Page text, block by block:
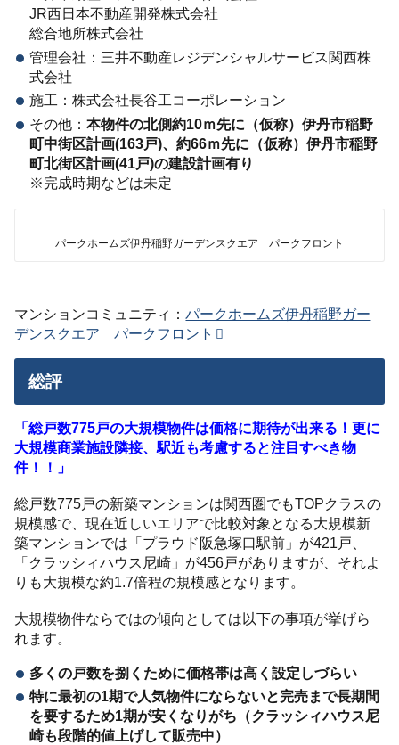
JR西日本不動産開発株式会社
総合地所株式会社
管理会社：三井不動産レジデンシャルサービス関西株
式会社
施工：株式会社長谷工コーポレーション
その他： 本物件の北側約10ｍ先に（仮称）伊丹市稲野
町中街区計画(163戸)、約66ｍ先に（仮称）伊丹市稲野
町北街区計画(41戸)の建設計画有り
※完成時期などは未定
パークホームズ伊丹稲野ガーデンスクエア パークフロント
マンションコミュニティ：パークホームズ伊丹稲野ガー
デンスクエア パークフロント
総評
「総戸数775戸の大規模物件は価格に期待が出来る！更に
大規模商業施設隣接、駅近も考慮すると注目すべき物
件！！」
総戸数775戸の新築マンションは関西圏でもTOPクラスの
規模感で、現在近しいエリアで比較対象となる大規模新
築マンションでは「プラウド阪急塚口駅前」が421戸、
「クラッシィハウス尼崎」が456戸がありますが、それよ
りも大規模な約1.7倍程の規模感となります。
大規模物件ならではの傾向としては以下の事項が挙げら
れます。
多くの戸数を捌くために価格帯は高く設定しづらい
特に最初の1期で人気物件にならないと完売まで長期間
を要するため1期が安くなりがち（クラッシィハウス尼
崎も段階的値上げして販売中）